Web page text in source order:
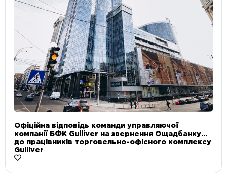
Офіційна відповідь команди управляючої
компанії БФК Gulliver на звернення Ощадбанку
до працівників торговельно-офісного комплексу
Gulliver